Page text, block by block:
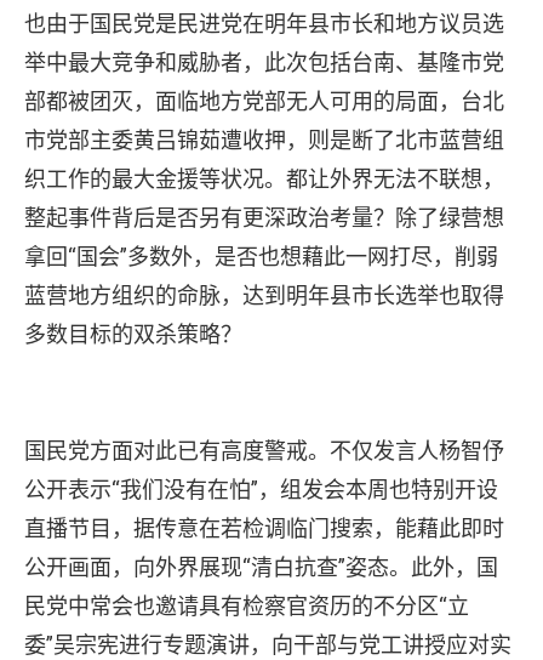
也由于国民党是民进党在明年县市长和地方议员选
举中最大竞争和威胁者，此次包括台南、基隆市党
部都被团灭，面临地方党部无人可用的局面，台北
市党部主委黄吕锦茹遭收押，则是断了北市蓝营组
织工作的最大金援等状况。都让外界无法不联想，
整起事件背后是否另有更深政治考量？除了绿营想
拿回“国会”多数外，是否也想藉此一网打尽，削弱
蓝营地方组织的命脉，达到明年县市长选举也取得
多数目标的双杀策略？
国民党方面对此已有高度警戒。不仅发言人杨智伃
公开表示“我们没有在怕”，组发会本周也特别开设
直播节目，据传意在若检调临门搜索，能藉此即时
公开画面，向外界展现“清白抗查”姿态。此外，国
民党中常会也邀请具有检察官资历的不分区“立
委”吴宗宪进行专题演讲，向干部与党工讲授应对实